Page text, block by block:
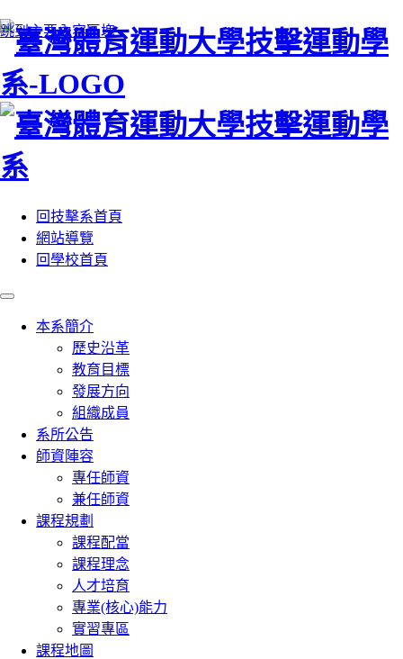
跳到主要內容區塊
:::
回技擊系首頁
網站導覽
回學校首頁
本系簡介
歷史沿革
教育目標
發展方向
組織成員
系所公告
師資陣容
專任師資
兼任師資
課程規劃
課程配當
課程理念
人才培育
專業(核心)能力
實習專區
課程地圖